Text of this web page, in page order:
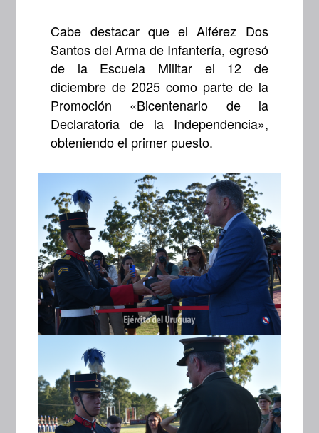
Cabe destacar que el Alférez Dos
Santos del Arma de Infantería, egresó
de la Escuela Militar el 12 de
diciembre de 2025 como parte de la
Promoción «Bicentenario de la
Declaratoria de la Independencia»,
obteniendo el primer puesto.